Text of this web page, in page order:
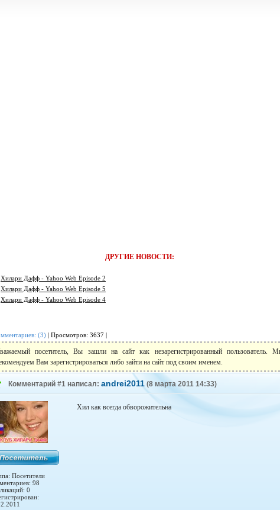
ДРУГИЕ НОВОСТИ:
Хилари Дафф - Yahoo Web Episode 2
Хилари Дафф - Yahoo Web Episode 5
Хилари Дафф - Yahoo Web Episode 4
(3) | Просмотров: 3637 |
посетитель, Вы зашли на сайт как незарегистрированный пользователь.
Вам зарегистрироваться либо зайти на сайт под своим именем.
Комментарий #1 написал: andrei2011 (8 марта 2011 14:33)
Посетители
98
0
Хил как всегда обворожительна